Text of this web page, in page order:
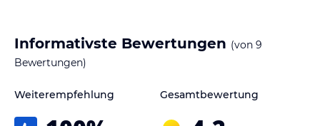
finden.
Zimmer / Unterbringung im Hotel
Die Zimmer im Hotel St. Martin sind hell und komfortabel
für einen angenehmen Aufenthalt benötigen. Einige Zimmer
Informativste Bewertungen (von 9
Bewertungen)
Weiterempfehlung Gesamtbewertung